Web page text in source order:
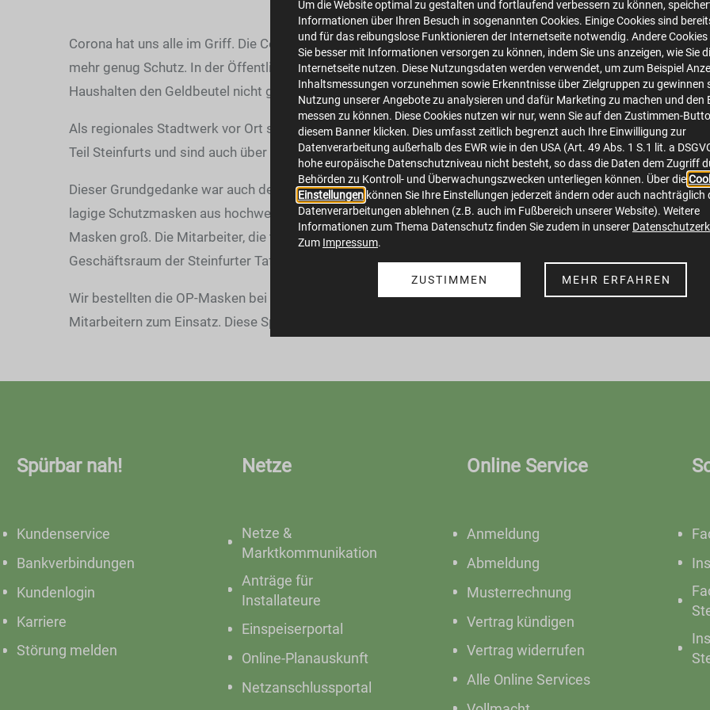
Um die Website optimal zu gestalten und fortlaufend verbessern zu können,
Informationen über Ihren Besuch in sogenannten Cookies. Einige Cookies sind
und für das reibungslose Funktionieren der Internetseite notwendig. Andere Cookies
Sie besser mit Informationen versorgen zu können, indem Sie uns anzeigen, wie Sie
Internetseite nutzen. Diese Nutzungsdaten werden verwendet, um zum Beispiel
Inhaltsmessungen vorzunehmen sowie Erkenntnisse über Zielgruppen zu gewinnen
Nutzung unserer Angebote zu analysieren und dafür Marketing zu machen und den
messen zu können. Diese Cookies nutzen wir nur, wenn Sie auf den Zustimmen-
diesem Banner klicken. Dies umfasst zeitlich begrenzt auch Ihre Einwilligung zur
Datenverarbeitung außerhalb des EWR wie in den USA (Art. 49 Abs. 1 S.1 lit. a
hohe europäische Datenschutzniveau nicht besteht, so dass die Daten dem Zugriff
Behörden zu Kontroll- und Überwachungszwecken unterliegen können. Über die
Einstellungen können Sie Ihre Einstellungen jederzeit ändern oder auch nachträglich
Datenverarbeitungen ablehnen (z.B. auch im Fußbereich unserer Website). Weitere
Informationen zum Thema Datenschutz finden Sie zudem in unserer
Zum Impressum.
ZUSTIMMEN MEHR ERFAHREN
Corona hat uns alle im Griff. Die Corona-Schutzverordnung wird regelmäßig aktualisiert. Nach heutigem
mehr genug Schutz. In der Öffentlichkeit müssen jetzt OP-Masken bzw. FFP2-Masken getragen werden.
Haushalten den Geldbeutel nicht ganz unerheblich.
Als regionales Stadtwerk vor Ort stehen wir den Steinfurter Bürgerinnen und Bürgern zur Seite und geben
Teil Steinfurts und sind auch über unseren Versorgungsauftrag hinaus in der Stadt aktiv. Getreu dem Motto
Dieser Grundgedanke war auch der Anstoß zur aktuellen Sponsoring-Aktion. Die Firma MacAirlaid`s,
lagige Schutzmasken aus hochwertigem Vliesstoff in Premiumqualität her. Nach kurzer Kontaktaufnahme
Masken groß. Die Mitarbeiter, die täglich ehrenamtlich bei der Tafel arbeiten, müssen sich und andere
Geschäftsraum der Steinfurter Tafel nur mit einer OP-Maske bzw. FFP2-Maske betreten.
Wir bestellten die OP-Masken bei der Firma McAirlaid`s und konnten jetzt4.680 OP-Maskenan die Tafel
Mitarbeitern zum Einsatz. Diese Sponsoring-Aktion der Stadtwerker ist im wahrsten Sinn des Wortes
Spürbar nah!
Kundenservice
Bankverbindungen
Kundenlogin
Karriere
Störung melden
Netze
Netze &
Marktkommunikation
Anträge für
Installateure
Einspeiserportal
Online-Planauskunft
Netzanschlussportal
Online Service
Anmeldung
Abmeldung
Musterrechnung
Vertrag kündigen
Vertrag widerrufen
Alle Online Services